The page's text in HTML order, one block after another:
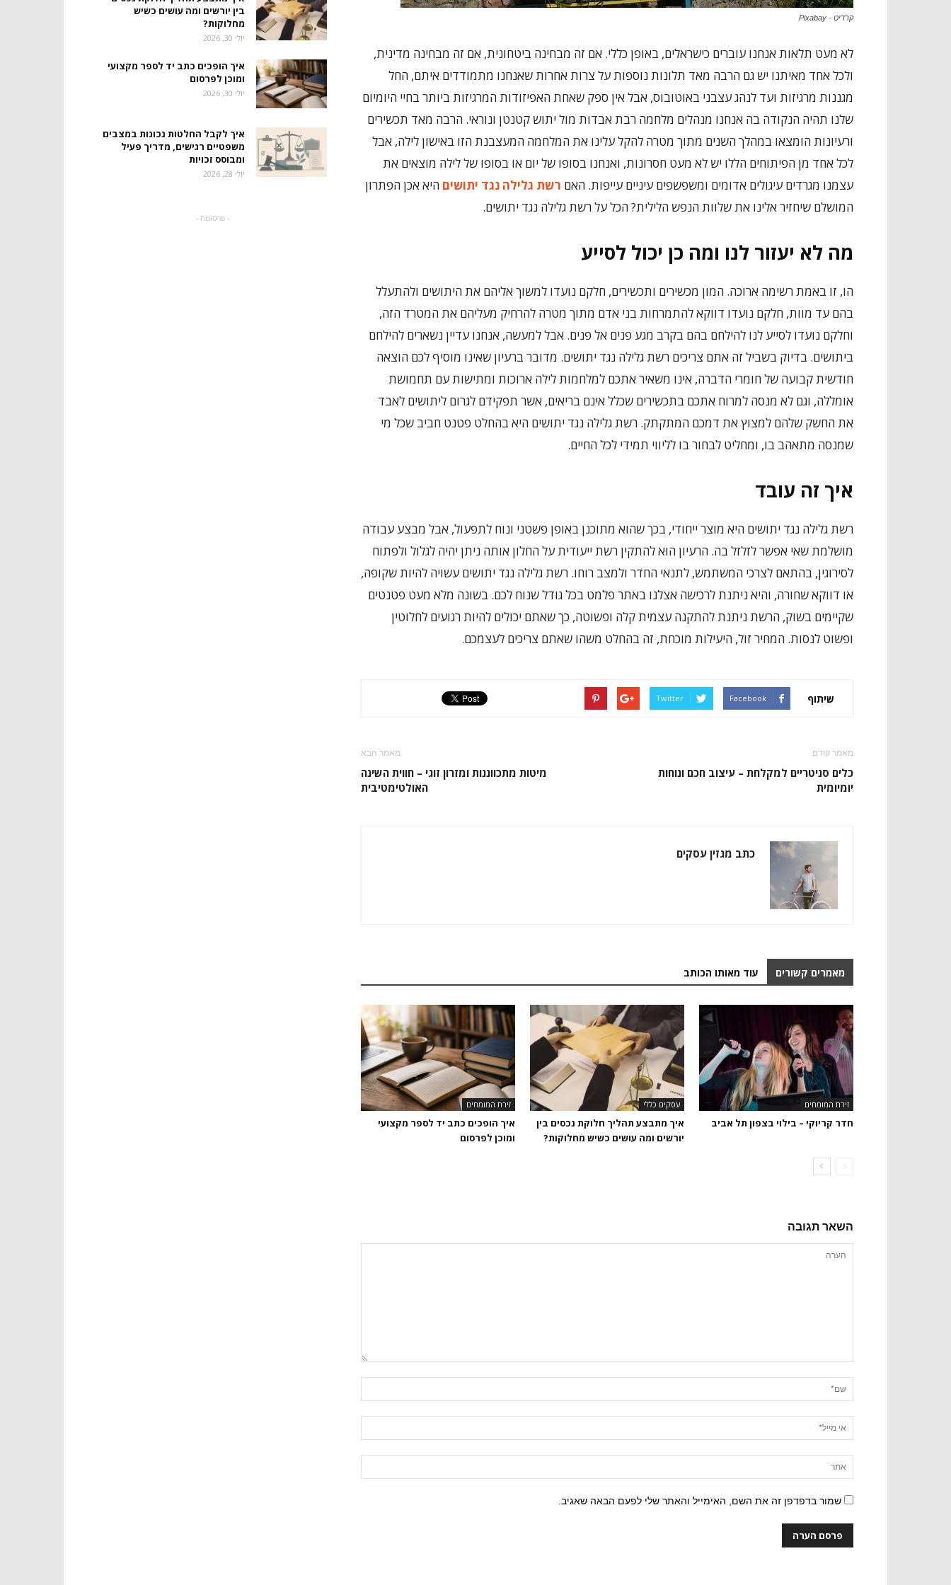
קרדיט - Pixabay
לא מעט תלאות אנחנו עוברים כישראלים, באופן כללי. אם זה מבחינה ביטחונית, אם זה מבחינה מדינית,
ולכל אחד מאיתנו יש גם הרבה מאד תלונות נוספות על צרות אחרות שאנחנו מתמודדים איתם, החל
מגננות מרגיזות ועד לנהג עצבני באוטובוס, אבל אין ספק שאחת האפיזודות המרגיזות ביותר בחיי היומיום
שלנו תהיה הנקודה בה אנחנו מנהלים מלחמה רבת אבדות מול יתוש קטנטן ונוראי. הרבה מאד תכשירים
ורעיונות הומצאו במהלך השנים מתוך מטרה להקל עלינו את המלחמה המעצבנת הזו באישון לילה, אבל
לכל אחד מן הפיתוחים הללו יש לא מעט חסרונות, ואנחנו בסופו של יום או בסופו של לילה מוצאים את
עצמנו מגרדים עיגולים אדומים ומשפשפים עיניים עייפות. האם רשת גלילה נגד יתושים היא אכן הפתרון
המושלם שיחזיר אלינו את שלוות הנפש הלילית? הכל על רשת גלילה נגד יתושים.
מה לא יעזור לנו ומה כן יכול לסייע
הו, זו באמת רשימה ארוכה. המון מכשירים ותכשירים, חלקם נועדו למשוך אליהם את היתושים ולהתעלל
בהם עד מוות, חלקם נועדו דווקא להתמרחות בני אדם מתוך מטרה להרחיק מעליהם את המטרד הזה,
וחלקם נועדו לסייע לנו להילחם בהם בקרב מגע פנים אל פנים. אבל למעשה, אנחנו עדיין נשארים להילחם
ביתושים. בדיוק בשביל זה אתם צריכים רשת גלילה נגד יתושים. מדובר ברעיון שאינו מוסיף לכם הוצאה
חודשית קבועה של חומרי הדברה, אינו משאיר אתכם למלחמות לילה ארוכות ומתישות עם תחמושת
אומללה, וגם לא מנסה למרוח אתכם בתכשירים שכלל אינם בריאים, אשר תפקידם לגרום ליתושים לאבד
את החשק שלהם למצוץ את דמכם המתקתק. רשת גלילה נגד יתושים היא בהחלט פטנט חביב שכל מי
שמנסה מתאהב בו, ומחליט לבחור בו לליווי תמידי לכל החיים.
איך זה עובד
רשת גלילה נגד יתושים היא מוצר ייחודי, בכך שהוא מתוכנן באופן פשטני ונוח לתפעול, אבל מבצע עבודה
מושלמת שאי אפשר לזלזל בה. הרעיון הוא להתקין רשת ייעודית על החלון אותה ניתן יהיה לגלול ולפתוח
לסירוגין, בהתאם לצרכי המשתמש, לתנאי החדר ולמצב רוחו. רשת גלילה נגד יתושים עשויה להיות שקופה,
או דווקא שחורה, והיא ניתנת לרכישה אצלנו באתר פלמט בכל גודל שנוח לכם. בשונה מלא מעט פטנטים
שקיימים בשוק, הרשת ניתנת להתקנה עצמית קלה ופשוטה, כך שאתם יכולים להיות רגועים לחלוטין
ופשוט לנסות. המחיר זול, היעילות מוכחת, זה בהחלט משהו שאתם צריכים לעצמכם.
שיתוף Facebook
Twitter
מאמר קודם
כלים סניטריים למקלחת – עיצוב חכם ונוחות
יומיומית
מאמר הבא
מיטות מתכווננות ומזרון זוגי – חווית השינה
האולטימטיבית
כתב מגזין עסקים
מאמרים קשורים עוד מאותו הכותב
זירת המומחים
חדר קריוקי – בילוי בצפון תל אביב
עסקים כללי
איך מתבצע תהליך חלוקת נכסים בין
יורשים ומה עושים כשיש מחלוקות?
זירת המומחים
איך הופכים כתב יד לספר מקצועי
ומוכן לפרסום
השאר תגובה
שמור בדפדפן זה את השם, האימייל והאתר שלי לפעם הבאה שאגיב.
בין יורשים ומה עושים כשיש
מחלוקות?
יולי 30, 2026
איך הופכים כתב יד לספר מקצועי
ומוכן לפרסום
יולי 30, 2026
איך לקבל החלטות נכונות במצבים
משפטיים רגישים, מדריך פעיל
ומבוסס זכויות
יולי 28, 2026
- פרסומת -